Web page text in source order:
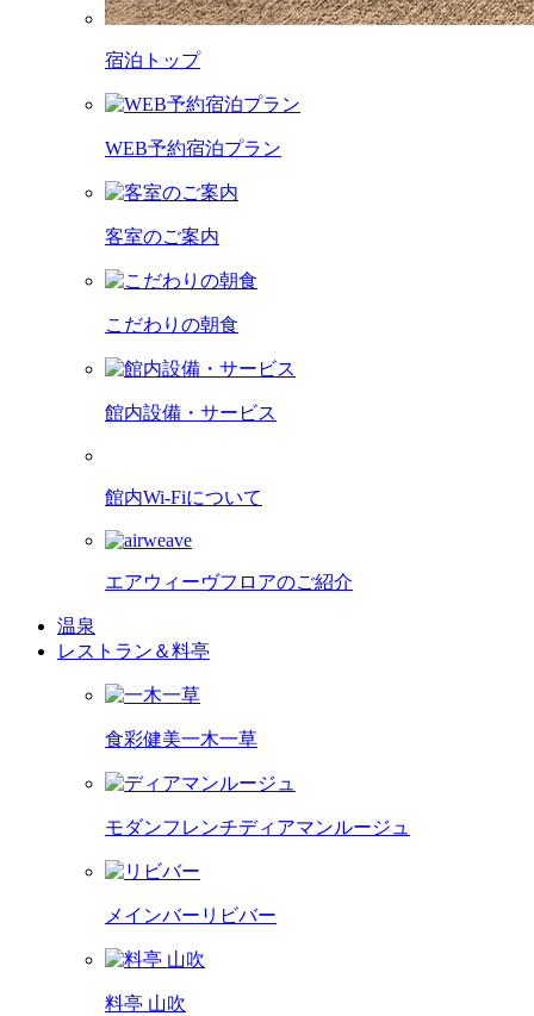
宿泊トップ
WEB予約宿泊プラン
客室のご案内
こだわりの朝食
館内設備・サービス
館内Wi-Fiについて
エアウィーヴフロアのご紹介
温泉
レストラン＆料亭
食彩健美一木一草
モダンフレンチディアマンルージュ
メインバー リビバー
料亭 山吹